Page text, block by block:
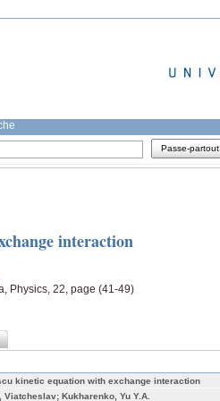
Passe-partout
interaction
Physics, 22, page (41-49)
kinetic equation with exchange interaction
Viatcheslav; Kukharenko, Yu Y.A.